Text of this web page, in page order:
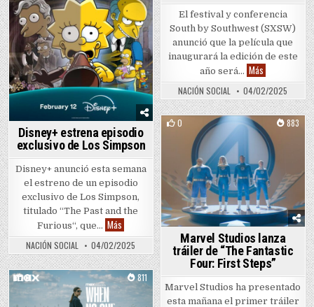
El festival y conferencia
South by Southwest (SXSW)
anunció que la película que
inaugurará la edición de este
año será… Más “Another
NACIÓN SOCIAL 04/02/2025
Disney+ estrena episodio
exclusivo de Los Simpson
Disney+ anunció esta semana
el estreno de un episodio
exclusivo de Los Simpson,
titulado “The Past and the
Furious“, que… Más Disney+ estrena episodio exclusivo de Los Simpson
NACIÓN SOCIAL 04/02/2025
0 883
Posted in
Marvel Studios lanza
tráiler de “The Fantastic
Four: First Steps”
Marvel Studios ha presentado
esta mañana el primer tráiler
0 811
Posted in